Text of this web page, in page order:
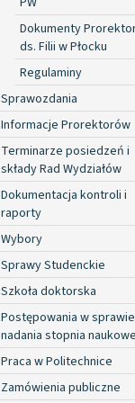
Dokumenty
ds. Filii w Płocku
Regulaminy
Sprawozdania
Informacje Prorektorów
Terminarze posiedzeń i
składy Rad Wydziałów
Dokumentacja kontroli i
raporty
Wybory
Sprawy Studenckie
Szkoła doktorska
Postępowania w sprawie
nadania stopnia
Praca w Politechnice
Zamówienia publiczne